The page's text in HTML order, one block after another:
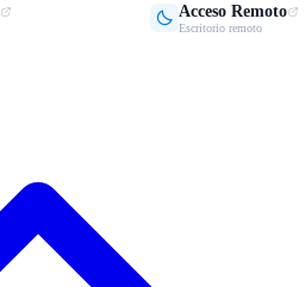
 Acceso Remoto
Escritorio remoto